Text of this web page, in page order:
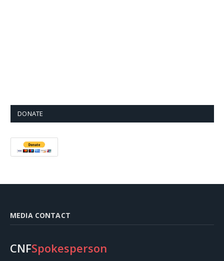
DONATE
MEDIA CONTACT
CNFSpokesperson